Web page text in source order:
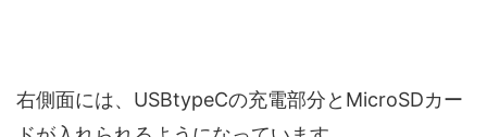
右側面には、USBtypeCの充電部分とMicroSDカー